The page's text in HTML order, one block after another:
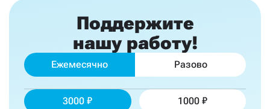
Поддержите
нашу работу!
Ежемесячно Разово
3000 1000